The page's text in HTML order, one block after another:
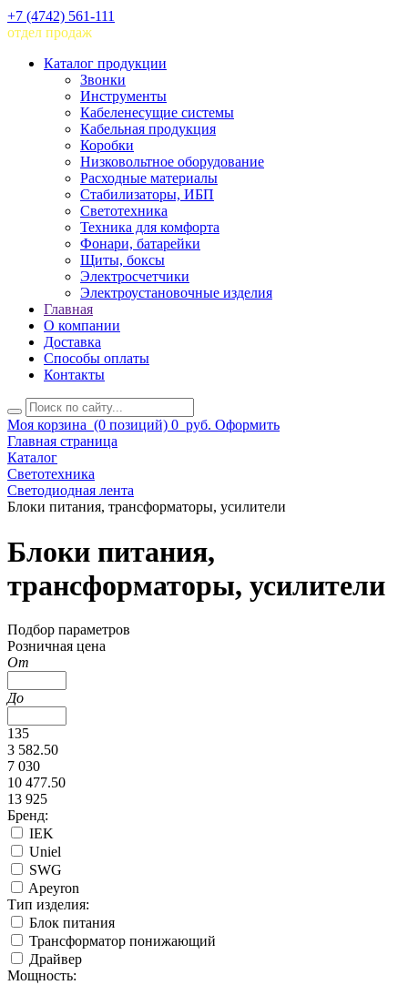
+7 (4742) 561-111
отдел продаж
Каталог продукции
Звонки
Инструменты
Кабеленесущие системы
Кабельная продукция
Коробки
Низковольтное оборудование
Расходные материалы
Стабилизаторы, ИБП
Светотехника
Техника для комфорта
Фонари, батарейки
Щиты, боксы
Электросчетчики
Электроустановочные изделия
Главная
О компании
Доставка
Способы оплаты
Контакты
Моя корзина (0 позиций) 0 руб. Оформить
Главная страница
Каталог
Светотехника
Светодиодная лента
Блоки питания, трансформаторы, усилители
Блоки питания,
трансформаторы, усилители
Подбор параметров
Розничная цена
От
До
135
3 582.50
7 030
10 477.50
13 925
Бренд:
IEK
Uniel
SWG
Apeyron
Тип изделия:
Блок питания
Трансформатор понижающий
Драйвер
Мощность: